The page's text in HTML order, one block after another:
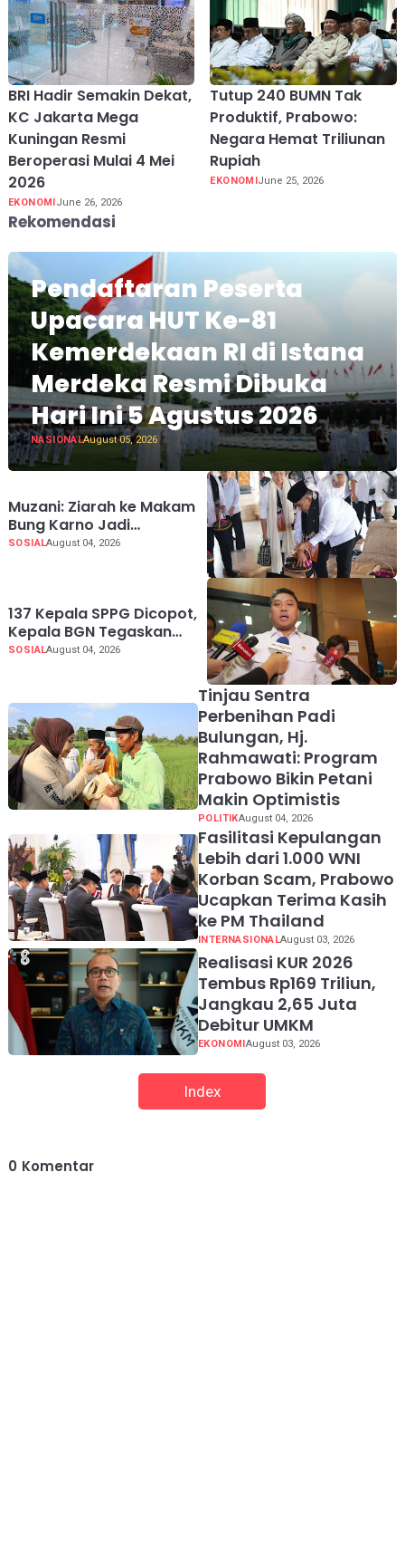
BRI Hadir Semakin Dekat,
KC Jakarta Mega
Kuningan Resmi
Beroperasi Mulai 4 Mei
2026
EKONOMIJune 26, 2026
Tutup 240 BUMN Tak
Produktif, Prabowo:
Negara Hemat Triliunan
Rupiah
EKONOMIJune 25, 2026
Rekomendasi
Pendaftaran Peserta
Upacara HUT Ke-81
Kemerdekaan RI di Istana
Merdeka Resmi Dibuka
Hari Ini 5 Agustus 2026
NASIONALAugust 05, 2026
Muzani: Ziarah ke Makam
Bung Karno Jadi
Pengingat Indonesia
SOSIALAugust 04, 2026
137 Kepala SPPG Dicopot,
Kepala BGN Tegaskan
Zero Tolerance Kasus
SOSIALAugust 04, 2026
Tinjau Sentra
Perbenihan Padi
Bulungan, Hj.
Rahmawati: Program
Prabowo Bikin Petani
Makin Optimistis
POLITIKAugust 04, 2026
Fasilitasi Kepulangan
Lebih dari 1.000 WNI
Korban Scam, Prabowo
Ucapkan Terima Kasih
ke PM Thailand
INTERNASIONALAugust 03, 2026
Realisasi KUR 2026
Tembus Rp169 Triliun,
Jangkau 2,65 Juta
Debitur UMKM
EKONOMIAugust 03, 2026
Index
0 Komentar